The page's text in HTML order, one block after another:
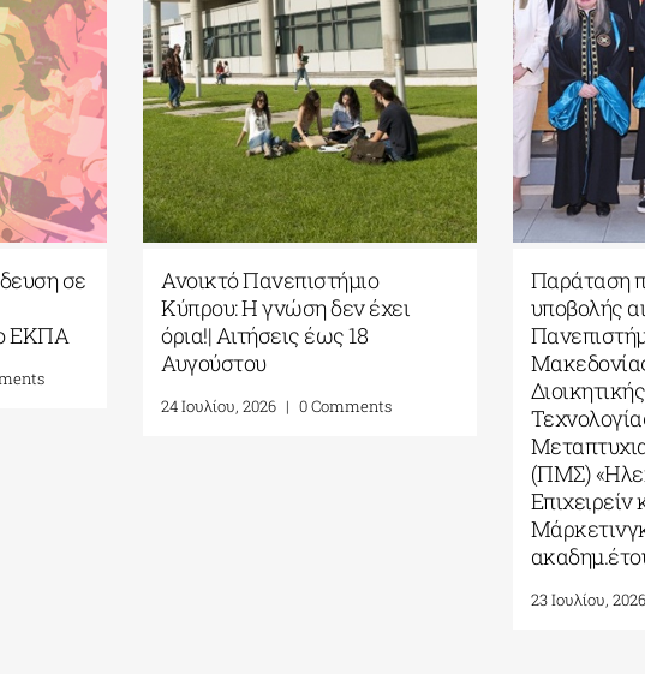
σε
ΕΚΠΑ
Ανοικτό Πανεπιστήμιο
Κύπρου: Η γνώση δεν έχει
όρια!| Αιτήσεις έως 18
Αυγούστου
24 Ιουλίου, 2026 | 0 Comments
Παράταση
υποβολής
(ΠΜΣ)
23 Ιουλίου, 2026